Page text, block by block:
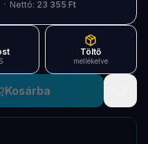
· Nettó: 23 355 Ft
Töltő
mellékelve
Kosárba